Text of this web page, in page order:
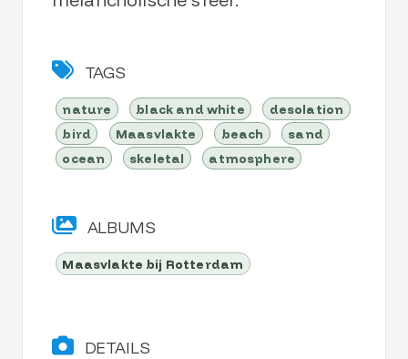
TAGS
nature black and white
desolation
bird
Maasvlakte beach
sand
ocean
skeletal atmosphere
ALBUMS
Maasvlakte bij Rotterdam
DETAILS